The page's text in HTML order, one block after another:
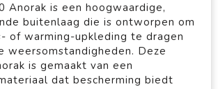
Anorak is een hoogwaardige,
buitenlaag die is ontworpen om
of warming-upkleding te dragen
weersomstandigheden. Deze
is gemaakt van een
dat bescherming biedt